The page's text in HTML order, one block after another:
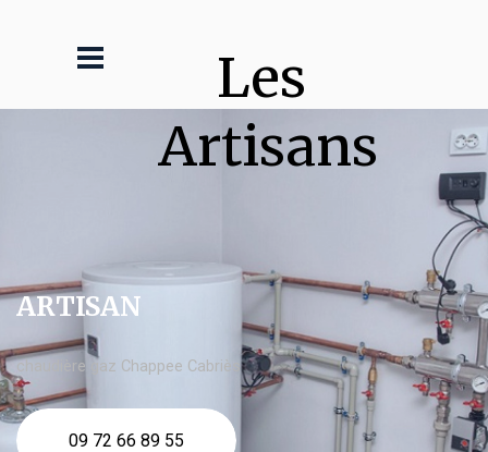
Les
Artisans
ARTISAN
chaudière gaz Chappee Cabriès
09 72 66 89 55